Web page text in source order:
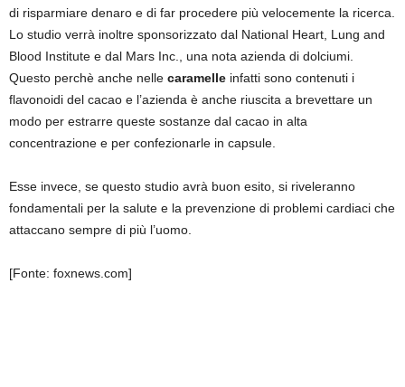
di risparmiare denaro e di far procedere più velocemente la ricerca.
Lo studio verrà inoltre sponsorizzato dal National Heart, Lung and
Blood Institute e dal Mars Inc., una nota azienda di dolciumi.
Questo perchè anche nelle caramelle infatti sono contenuti i
flavonoidi del cacao e l’azienda è anche riuscita a brevettare un
modo per estrarre queste sostanze dal cacao in alta
concentrazione e per confezionarle in capsule.
Esse invece, se questo studio avrà buon esito, si riveleranno
fondamentali per la salute e la prevenzione di problemi cardiaci che
attaccano sempre di più l’uomo.
[Fonte: foxnews.com]